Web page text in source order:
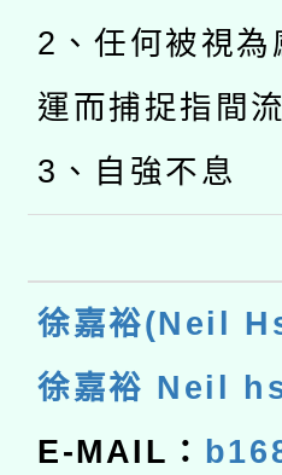
2、任何被視
運而捕捉指間
3、自強不息
徐嘉裕(Neil
徐嘉裕 Neil
E-MAIL：